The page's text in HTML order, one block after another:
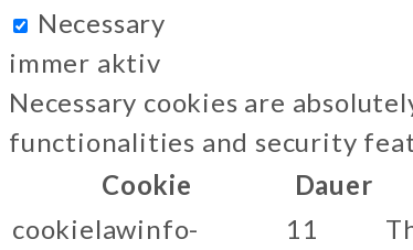
Necessary
immer aktiv
Necessary cookies are
functionalities and security
Cookie
Dauer
cookielawinfo-
11